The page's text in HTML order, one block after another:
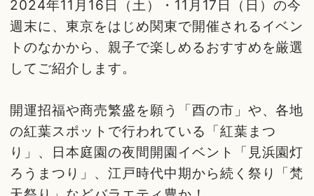
2024年11月16日（土）・11月17日（日）の今
週末に、東京をはじめ関東で開催されるイベン
トのなかから、親子で楽しめるおすすめを厳選
してご紹介します。
開運招福や商売繁盛を願う「酉の市」や、各地
の紅葉スポットで行われている「紅葉まつ
り」、日本庭園の夜間開園イベント「見浜園灯
ろうまつり」、江戸時代中期から続く祭り「梵